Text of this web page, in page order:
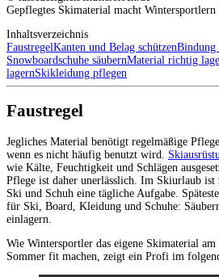
Gepflegtes Skimaterial macht Wintersportlern
Inhaltsverzeichnis
FaustregelKanten und Belag schützenBindung
Snowboardschuhe säubernMaterial richtig
lagernSkikleidung pflegen
Faustregel
Jegliches Material benötigt regelmäßige
wenn es nicht häufig benutzt wird.
wie Kälte, Feuchtigkeit und Schlägen
Pflege ist daher unerlässlich. Im Skiurlaub ist
Ski und Schuh eine tägliche Aufgabe.
für Ski, Board, Kleidung und Schuhe:
einlagern.
Wie Wintersportler das eigene Skimaterial
Sommer fit machen, zeigt ein Profi im